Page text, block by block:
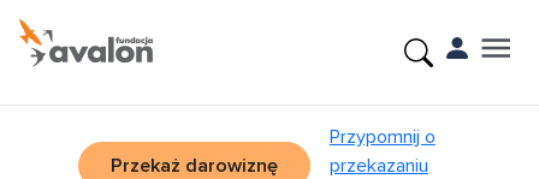
Przekaż darowiznę
Przypomnij o
przekazaniu